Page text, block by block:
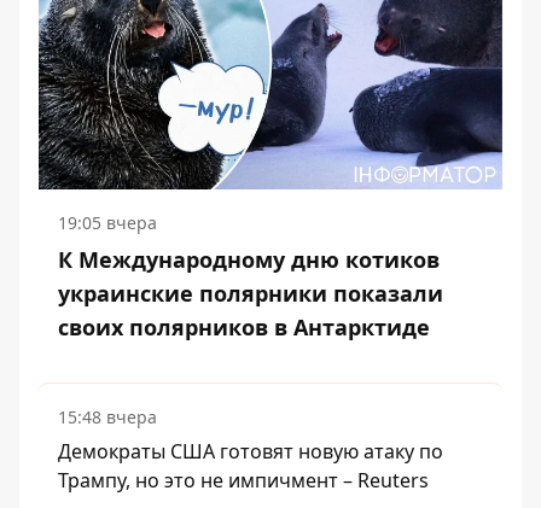
19:05 вчера
К Международному дню котиков
украинские полярники показали
своих полярников в Антарктиде
15:48 вчера
Демократы США готовят новую атаку по
Трампу, но это не импичмент – Reuters